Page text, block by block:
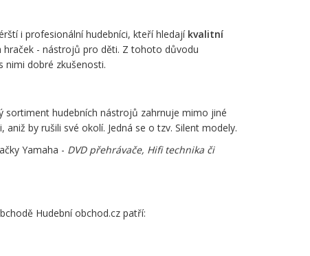
i profesionální hudebníci, kteří hledají kvalitní
hraček - nástrojů pro děti. Z tohoto důvodu
nimi dobré zkušenosti.
sortiment hudebních nástrojů zahrnuje mimo jiné
by rušili své okolí. Jedná se o tzv. Silent modely.
Yamaha - DVD přehrávače, Hifi technika či
Hudební obchod.cz patří: